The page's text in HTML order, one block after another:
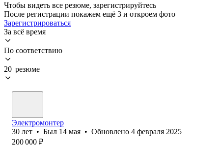
Чтобы видеть все резюме, зарегистрируйтесь
После регистрации покажем ещё 3 и откроем фото
Зарегистрироваться
За всё время
По соответствию
20 резюме
Электромонтер
30 лет • Был 14 мая • Обновлено 4 февраля 2025
200 000 ₽